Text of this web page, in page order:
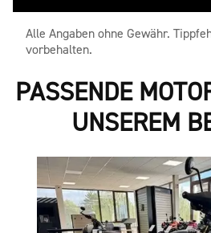
Alle Angaben ohne Gewähr.
vorbehalten.
PASSENDE
UNSEREM